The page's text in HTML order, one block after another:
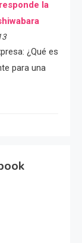
la
¿Qué es
para una